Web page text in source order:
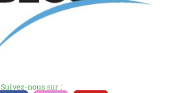
Suivez-nous sur :